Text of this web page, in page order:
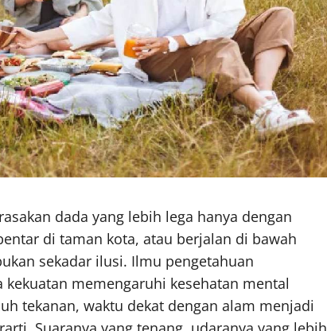
dada yang lebih lega hanya dengan
di taman kota, atau berjalan di bawah
sekadar ilusi. Ilmu pengetahuan
kekuatan memengaruhi kesehatan mental
tekanan, waktu dekat dengan alam menjadi